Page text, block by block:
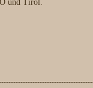
und Tirol.